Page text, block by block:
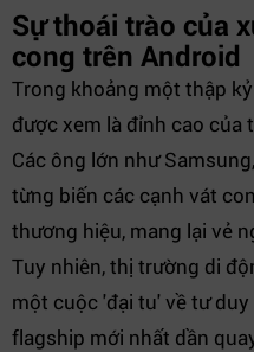
Sự thoái trào của
cong trên Android
Trong khoảng một thập
được xem là đỉnh cao của
Các ông lớn như
từng biến các cạnh vát
thương hiệu, mang lại vẻ
Tuy nhiên, thị trường di
một cuộc 'đại tu' về tư
flagship mới nhất dần